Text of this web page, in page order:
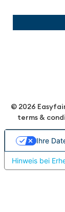
© 2026
terms &
Hinweis bei
Ihre